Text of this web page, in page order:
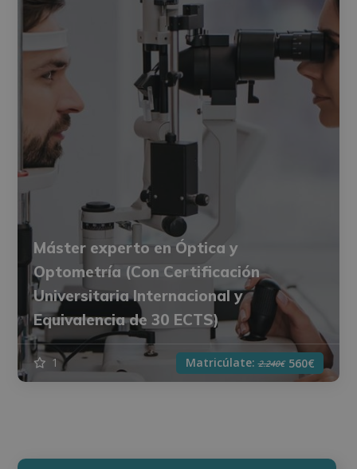
Máster experto en Óptica y
Optometría (Con Certificación
Universitaria Internacional y
Equivalencia de 30 ECTS)
1 Matricúlate:2.240€ 560€